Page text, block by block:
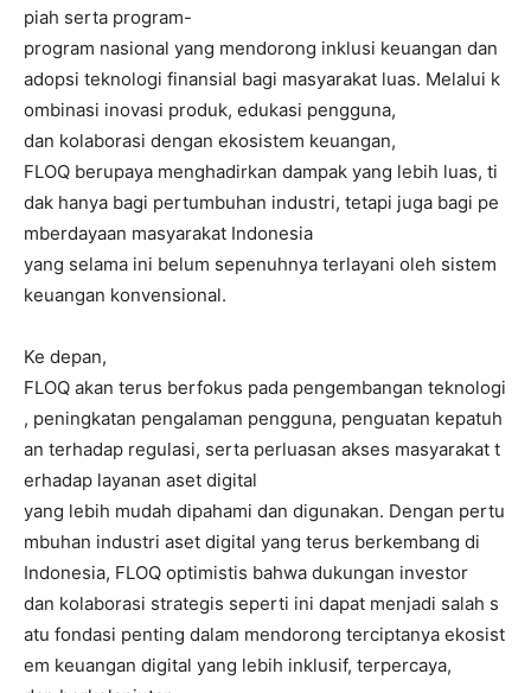
piah serta program-
program nasional yang mendorong inklusi keuangan dan
adopsi teknologi finansial bagi masyarakat luas. Melalui k
ombinasi inovasi produk, edukasi pengguna,
dan kolaborasi dengan ekosistem keuangan,
FLOQ berupaya menghadirkan dampak yang lebih luas, ti
dak hanya bagi pertumbuhan industri, tetapi juga bagi pe
mberdayaan masyarakat Indonesia
yang selama ini belum sepenuhnya terlayani oleh sistem
keuangan konvensional.
Ke depan,
FLOQ akan terus berfokus pada pengembangan teknologi
, peningkatan pengalaman pengguna, penguatan kepatuh
an terhadap regulasi, serta perluasan akses masyarakat t
erhadap layanan aset digital
yang lebih mudah dipahami dan digunakan. Dengan pertu
mbuhan industri aset digital yang terus berkembang di
Indonesia, FLOQ optimistis bahwa dukungan investor
dan kolaborasi strategis seperti ini dapat menjadi salah s
atu fondasi penting dalam mendorong terciptanya ekosist
em keuangan digital yang lebih inklusif, terpercaya,